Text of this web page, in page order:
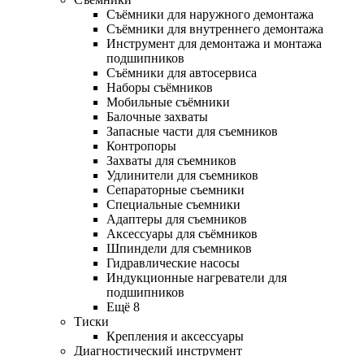
Съёмники для наружного демонтажа
Съёмники для внутреннего демонтажа
Инструмент для демонтажа и монтажа
подшипников
Съёмники для автосервиса
Наборы съёмников
Мобильные съёмники
Балочные захваты
Запасные части для съемников
Контропоры
Захваты для съемников
Удлинители для съемников
Сепараторные съемники
Специальные съемники
Адаптеры для съемников
Аксессуары для съёмников
Шпиндели для съемников
Гидравлические насосы
Индукционные нагреватели для
подшипников
Ещё 8
Тиски
Крепления и аксессуары
Диагностический инструмент